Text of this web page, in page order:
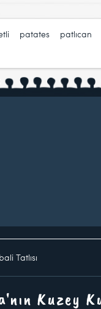
patates patlıcan
Tatlısı
Kuzey